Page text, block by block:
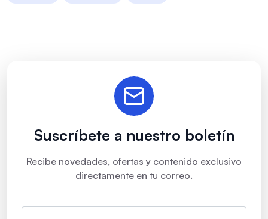
Suscríbete a nuestro boletín
Recibe novedades, ofertas y contenido exclusivo
directamente en tu correo.